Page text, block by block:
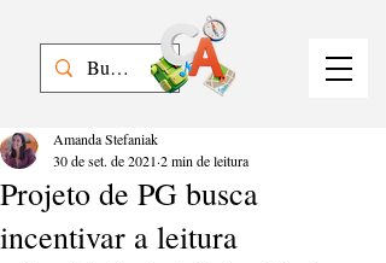
Projeto de PG busca
incentivar a leitura
Amanda Stefaniak
30 de set. de 2021 2 min de leitura